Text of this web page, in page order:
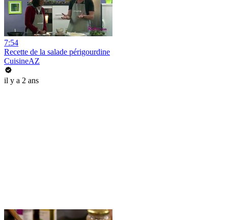
7:54
Recette de la salade périgourdine
CuisineAZ
il y a 2 ans